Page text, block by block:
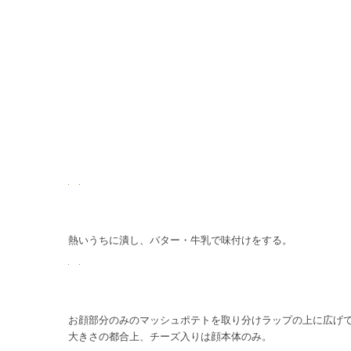
熱いうちに潰し、バター・牛乳で味付けをする。
お顔部分のみのマッシュポテトを取り分けラップの上に広げ
大きさの都合上、チーズ入りは顔本体のみ。